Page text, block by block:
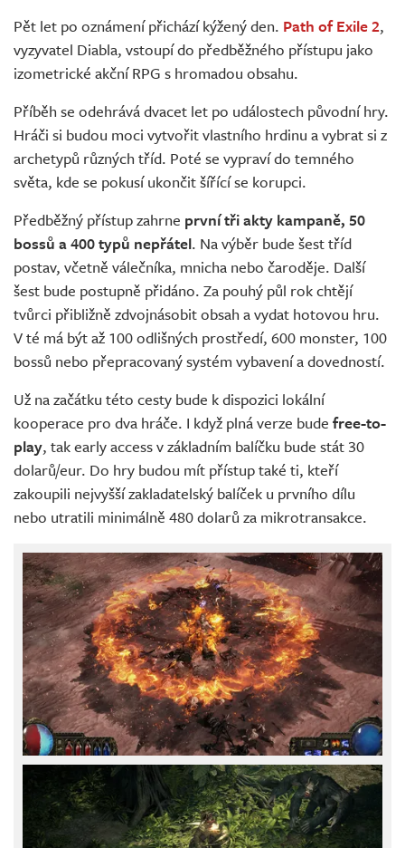
Živě
Pět let po oznámení přichází kýžený den. Path of Exile 2,
vyzyvatel Diabla, vstoupí do předběžného přístupu jako
izometrické akční RPG s hromadou obsahu.
Příběh se odehrává dvacet let po událostech původní hry.
Hráči si budou moci vytvořit vlastního hrdinu a vybrat si z
archetypů různých tříd. Poté se vypraví do temného
světa, kde se pokusí ukončit šířící se korupci.
Předběžný přístup zahrne první tři akty kampaně, 50
bossů a 400 typů nepřátel. Na výběr bude šest tříd
postav, včetně válečníka, mnicha nebo čaroděje. Další
šest bude postupně přidáno. Za pouhý půl rok chtějí
tvůrci přibližně zdvojnásobit obsah a vydat hotovou hru.
V té má být až 100 odlišných prostředí, 600 monster, 100
bossů nebo přepracovaný systém vybavení a dovedností.
Už na začátku této cesty bude k dispozici lokální
kooperace pro dva hráče. I když plná verze bude free-to-
play, tak early access v základním balíčku bude stát 30
dolarů/eur. Do hry budou mít přístup také ti, kteří
zakoupili nejvyšší zakladatelský balíček u prvního dílu
nebo utratili minimálně 480 dolarů za mikrotransakce.